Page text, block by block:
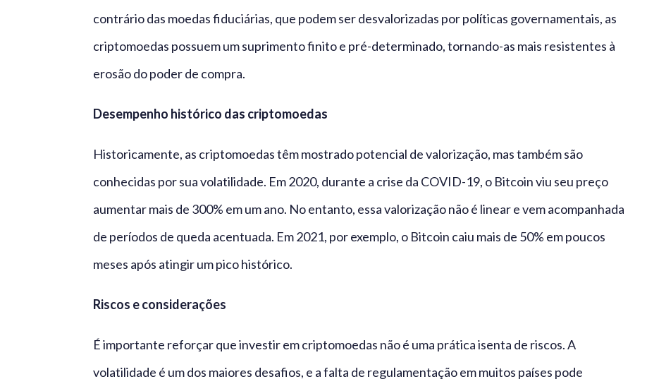
contrário das moedas fiduciárias, que podem ser desvalorizadas por políticas governamentais, as
criptomoedas possuem um suprimento finito e pré-determinado, tornando-as mais resistentes à
erosão do poder de compra.
Desempenho histórico das criptomoedas
Historicamente, as criptomoedas têm mostrado potencial de valorização, mas também são
conhecidas por sua volatilidade. Em 2020, durante a crise da COVID-19, o Bitcoin viu seu preço
aumentar mais de 300% em um ano. No entanto, essa valorização não é linear e vem acompanhada
de períodos de queda acentuada. Em 2021, por exemplo, o Bitcoin caiu mais de 50% em poucos
meses após atingir um pico histórico.
Riscos e considerações
É importante reforçar que investir em criptomoedas não é uma prática isenta de riscos. A
volatilidade é um dos maiores desafios, e a falta de regulamentação em muitos países pode